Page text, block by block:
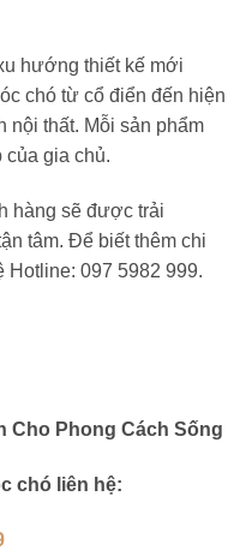
hướng thiết kế mới
chó từ cổ điển đến hiện
nội thất. Mỗi sản phẩm
của gia chủ.
hàng sẽ được trải
tâm. Để biết thêm chi
Hotline: 097 5982 999.
Cho Phong Cách Sống
chó liên hệ: